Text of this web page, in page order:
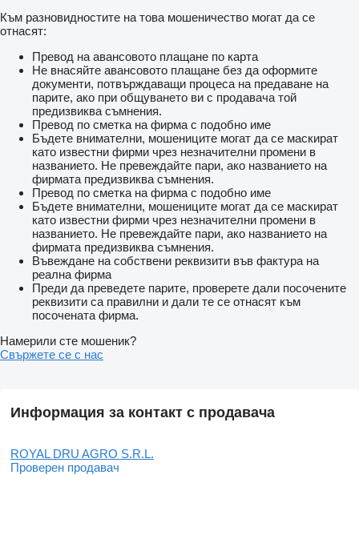
Към разновидностите на това мошеничество могат да се
отнасят:
Превод на авансовото плащане по карта
Не внасяйте авансовото плащане без да оформите
документи, потвърждаващи процеса на предаване на
парите, ако при общуването ви с продавача той
предизвиква съмнения.
Превод по сметка на фирма с подобно име
Бъдете внимателни, мошениците могат да се маскират
като известни фирми чрез незначителни промени в
названието. Не превеждайте пари, ако названието на
фирмата предизвиква съмнения.
Превод по сметка на фирма с подобно име
Бъдете внимателни, мошениците могат да се маскират
като известни фирми чрез незначителни промени в
названието. Не превеждайте пари, ако названието на
фирмата предизвиква съмнения.
Въвеждане на собствени реквизити във фактура на
реална фирма
Преди да преведете парите, проверете дали посочените
реквизити са правилни и дали те се отнасят към
посочената фирма.
Намерили сте мошеник?
Свържете се с нас
Информация за контакт с продавача
ROYAL DRU AGRO S.R.L.
Проверен продавач